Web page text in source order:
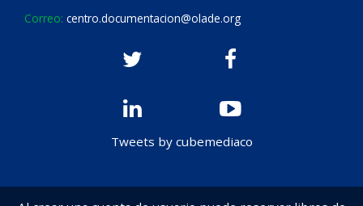
Correo: centro.documentacion@olade.org
Tweets by cubemediaco